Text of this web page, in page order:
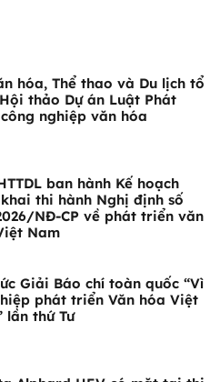
hóa, Thể thao và Du lịch tổ
thảo Dự án Luật Phát
nghiệp văn hóa
ban hành Kế hoạch
thi hành Nghị định số
NĐ-CP về phát triển văn
Nam
Giải Báo chí toàn quốc “Vì
phát triển Văn hóa Việt
lần thứ Tư